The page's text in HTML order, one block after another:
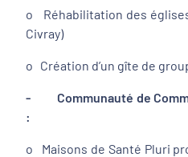
o Réhabilitation des
Civray)
o Création d’un gîte de
- Communauté de
:
o Maisons de Santé Pluri